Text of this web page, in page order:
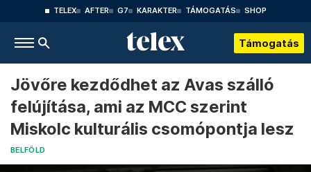
TELEX AFTER G7 KARAKTER TÁMOGATÁS SHOP
Támogatás
Jövőre kezdődhet az Avas szálló
felújítása, ami az MCC szerint
Miskolc kulturális csomópontja lesz
BELFÖLD